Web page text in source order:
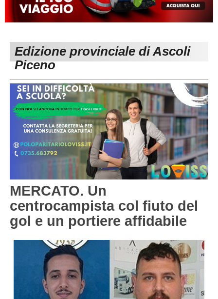
MACERATA
Carica la tua Rosa
ECCELLENZA
1^ CATEGORIA
3^ CATEGORIA
GIOVANILI
REGIONALI
Edizione provinciale di Ascoli
Piceno
MERCATO. Un
centrocampista col fiuto del
gol e un portiere affidabile